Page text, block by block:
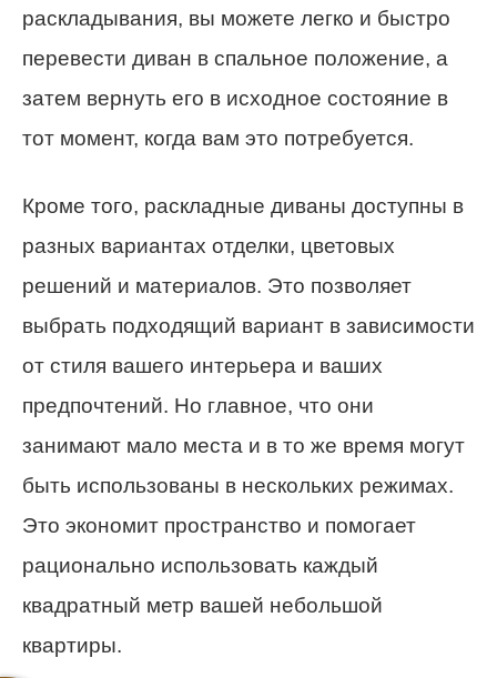
раскладывания, вы можете легко и быстро
перевести диван в спальное положение, а
затем вернуть его в исходное состояние в
тот момент, когда вам это потребуется.
Кроме того, раскладные диваны доступны в
разных вариантах отделки, цветовых
решений и материалов. Это позволяет
выбрать подходящий вариант в зависимости
от стиля вашего интерьера и ваших
предпочтений. Но главное, что они
занимают мало места и в то же время могут
быть использованы в нескольких режимах.
Это экономит пространство и помогает
рационально использовать каждый
квадратный метр вашей небольшой
квартиры.